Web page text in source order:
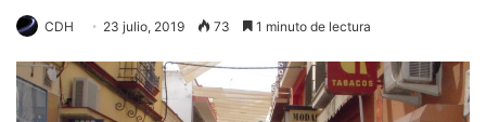
CDH 23 julio, 2019 73 1 minuto de lectura